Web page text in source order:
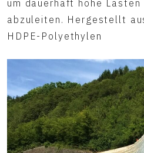
um dauerhaft hohe Lasten
abzuleiten. Hergestellt
HDPE-Polyethylen